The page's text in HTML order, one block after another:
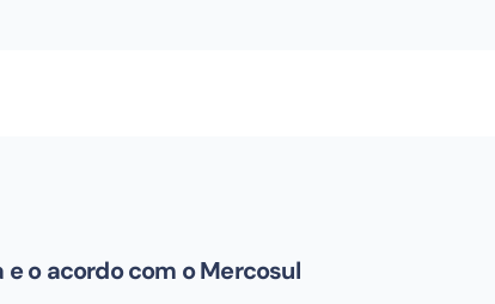
e o acordo com o Mercosul